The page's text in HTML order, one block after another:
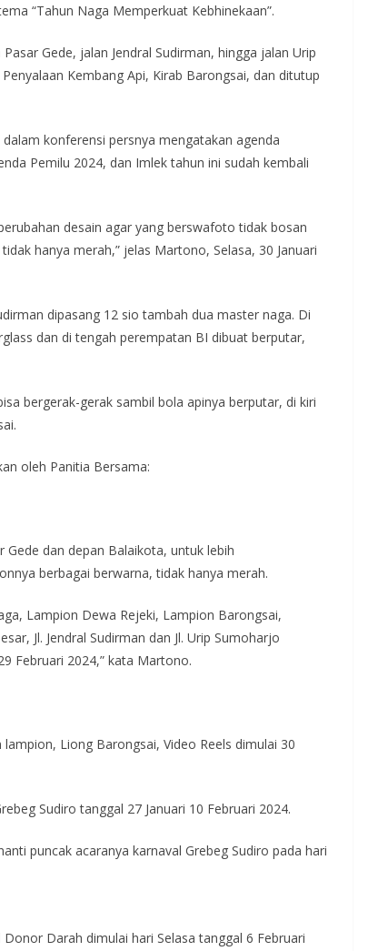
“Tahun Naga Memperkuat Kebhinekaan”.
Gede, jalan Jendral Sudirman, hingga jalan Urip
Kembang Api, Kirab Barongsai, dan ditutup
konferensi persnya mengatakan agenda
Pemilu 2024, dan Imlek tahun ini sudah kembali
desain agar yang berswafoto tidak bosan
hanya merah,” jelas Martono, Selasa, 30 Januari
dipasang 12 sio tambah dua master naga. Di
dan di tengah perempatan BI dibuat berputar,
bergerak-gerak sambil bola apinya berputar, di kiri
oleh Panitia Bersama:
Gede dan depan Balaikota, untuk lebih
berbagai berwarna, tidak hanya merah.
Lampion Dewa Rejeki, Lampion Barongsai,
Jl. Jendral Sudirman dan Jl. Urip Sumoharjo
Februari 2024,” kata Martono.
Liong Barongsai, Video Reels dimulai 30
Sudiro tanggal 27 Januari 10 Februari 2024.
puncak acaranya karnaval Grebeg Sudiro pada hari
Darah dimulai hari Selasa tanggal 6 Februari